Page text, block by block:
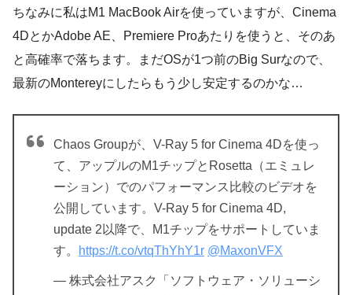
ちなみに私はM1 MacBook Airを使っていますが、Cinema
4DとかAdobe AE、Premiere Proあたりを使うと、そのあ
と高確率で落ちます。まだOSが1つ前のBig Surなので、
最新のMontereyにしたらもう少し安定するのかな…
Chaos Groupが、V-Ray 5 for Cinema 4Dを使っ
て、アップルのM1チップとRosetta（エミュレ
ーション）でのパフォーマンス比較のビデオを
公開しています。V-Ray 5 for Cinema 4D,
update 2以降で、M1チップをサポートしていま
す。
https://t.co/vtqThYhY1r @MaxonVFX
— 株式会社アスク「ソフトウェア・ソリューシ